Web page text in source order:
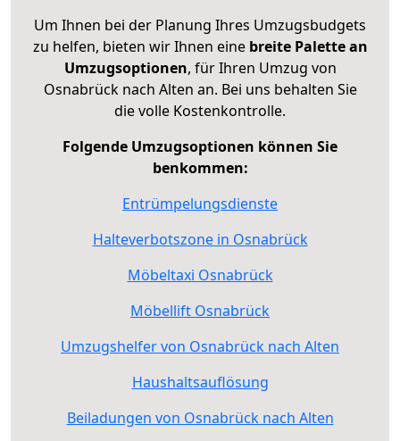
Um Ihnen bei der Planung Ihres Umzugsbudgets
zu helfen, bieten wir Ihnen eine breite Palette an
Umzugsoptionen, für Ihren Umzug von
Osnabrück nach Alten an. Bei uns behalten Sie
die volle Kostenkontrolle.
Folgende Umzugsoptionen können Sie
benkommen:
Entrümpelungsdienste
Halteverbotszone in Osnabrück
Möbeltaxi Osnabrück
Möbellift Osnabrück
Umzugshelfer von Osnabrück nach Alten
Haushaltsauflösung
Beiladungen von Osnabrück nach Alten